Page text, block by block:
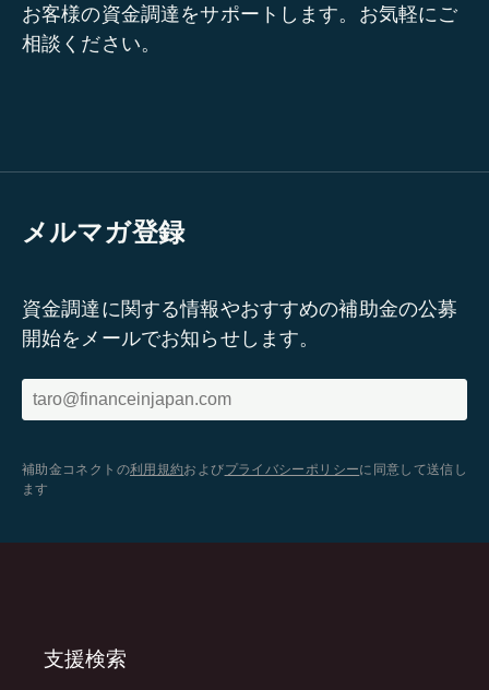
お客様の資金調達をサポートします。お気軽にご
相談ください。
メルマガ登録
資金調達に関する情報やおすすめの補助金の公募
開始をメールでお知らせします。
補助金コネクトの利用規約およびプライバシーポリシーに同意して送信し
ます
支援検索